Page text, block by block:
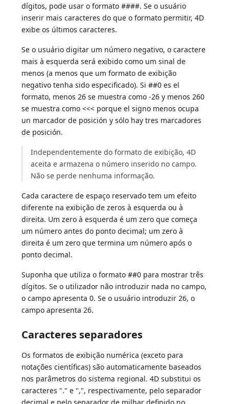
dígitos, pode usar o formato ####. Se o usuário
inserir mais caracteres do que o formato permitir, 4D
exibe os últimos caracteres.
Se o usuário digitar um número negativo, o caractere
mais à esquerda será exibido como um sinal de
menos (a menos que um formato de exibição
negativo tenha sido especificado). Si ##0 es el
formato, menos 26 se muestra como -26 y menos 260
se muestra como <<< porque el signo menos ocupa
un marcador de posición y sólo hay tres marcadores
de posición.
Independentemente do formato de exibição, 4D
aceita e armazena o número inserido no campo.
Não se perde nenhuma informação.
Cada caractere de espaço reservado tem um efeito
diferente na exibição de zeros à esquerda ou à
direita. Um zero à esquerda é um zero que começa
um número antes do ponto decimal; um zero à
direita é um zero que termina um número após o
ponto decimal.
Suponha que utiliza o formato ##0 para mostrar três
dígitos. Se o utilizador não introduzir nada no campo,
o campo apresenta 0. Se o usuário introduzir 26, o
campo apresenta 26.
Caracteres separadores
Os formatos de exibição numérica (exceto para
notações científicas) são automaticamente baseados
nos parâmetros do sistema regional. 4D substitui os
caracteres "." e ",", respectivamente, pelo separador